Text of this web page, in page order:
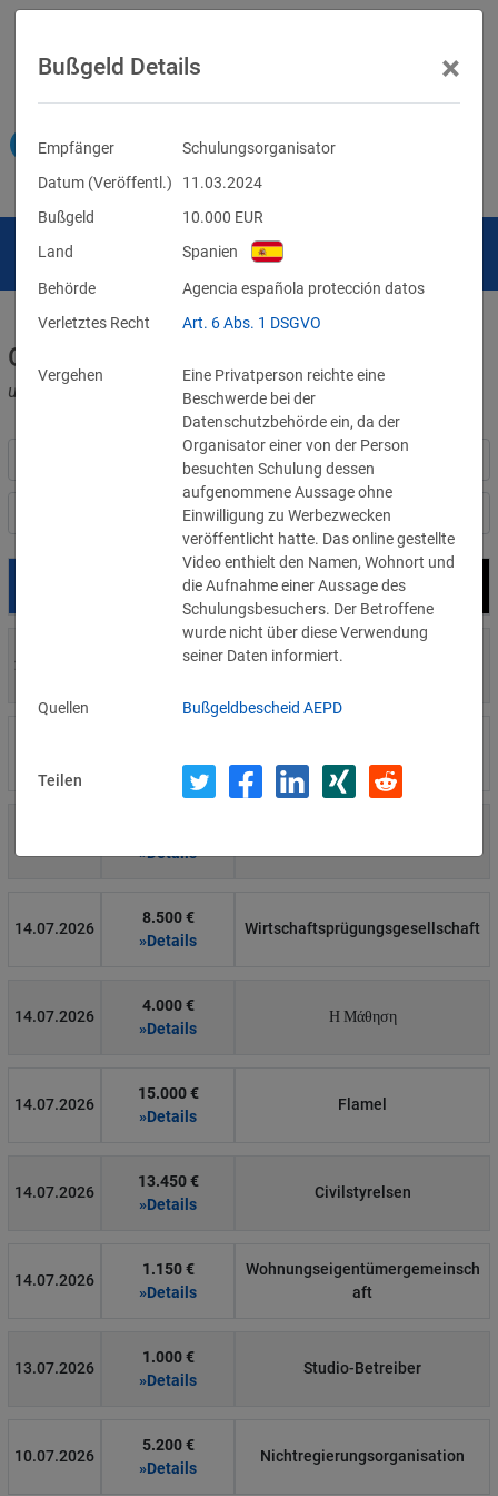
Geldbußen für DSGVO-Verstöße
und für Verletzungen anderer Datenschutzgesetze
Nach Land filtern
Bußgeld Empfänger
29.07.2026
700 €
Privatperson
»Details
»Details
14.07.2026
8.500 €
»Details
Wirtschaftsprügungsgesellschaft
14.07.2026
4.000 €
»Details
Η Μάθηση
14.07.2026
15.000 €
»Details
Flamel
14.07.2026
13.450 €
»Details
Civilstyrelsen
14.07.2026
1.150 €
»Details
Wohnungseigentümergemeinsch
aft
13.07.2026
1.000 €
»Details
Studio-Betreiber
10.07.2026
5.200 €
»Details
Nichtregierungsorganisation
Bußgeld Details ×
Empfänger
Schulungsorganisator
Datum (Veröffentl.)
11.03.2024
Bußgeld
10.000 EUR
Land
Spanien
Behörde
Agencia española protección datos
Verletztes Recht
Art. 6 Abs. 1 DSGVO
Vergehen
Eine Privatperson reichte eine
Beschwerde bei der
Datenschutzbehörde ein, da der
Organisator einer von der Person
besuchten Schulung dessen
aufgenommene Aussage ohne
Einwilligung zu Werbezwecken
veröffentlicht hatte. Das online gestellte
Video enthielt den Namen, Wohnort und
die Aufnahme einer Aussage des
Schulungsbesuchers. Der Betroffene
wurde nicht über diese Verwendung
seiner Daten informiert.
Quellen Bußgeldbescheid AEPD
Teilen